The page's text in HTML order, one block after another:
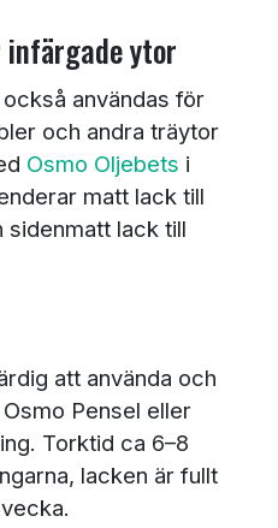
ytor
användas för
och andra träytor
Osmo Oljebets i
matt lack till
sidenmatt lack till
att använda och
Pensel eller
Torktid ca 6–8
lacken är fullt